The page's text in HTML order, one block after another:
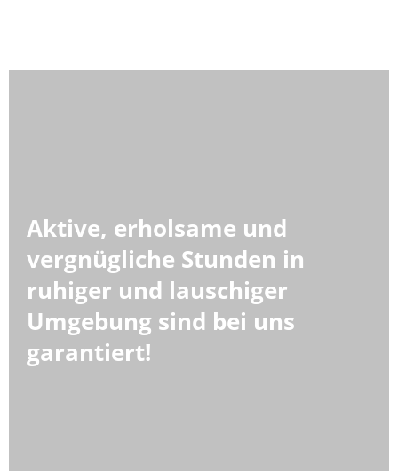
Aktive, erholsame und
vergnügliche Stunden in
ruhiger und lauschiger
Umgebung sind bei uns
garantiert!